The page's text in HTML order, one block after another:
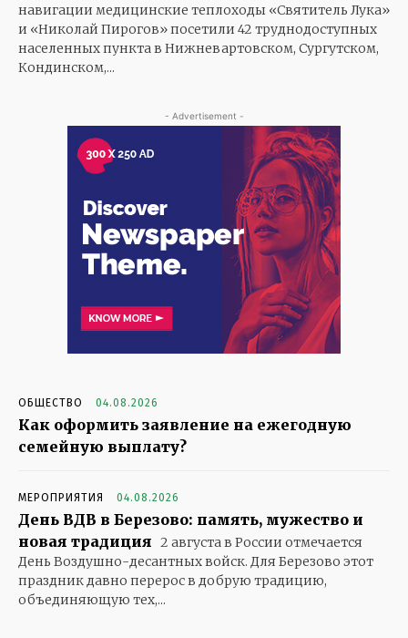
навигации медицинские теплоходы «Святитель Лука»
и «Николай Пирогов» посетили 42 труднодоступных
населенных пункта в Нижневартовском, Сургутском,
Кондинском,...
- Advertisement -
ОБЩЕСТВО 04.08.2026
Как оформить заявление на ежегодную
семейную выплату?
МЕРОПРИЯТИЯ 04.08.2026
День ВДВ в Березово: память, мужество и
новая традиция 2 августа в России отмечается
День Воздушно-десантных войск. Для Березово этот
праздник давно перерос в добрую традицию,
объединяющую тех,...